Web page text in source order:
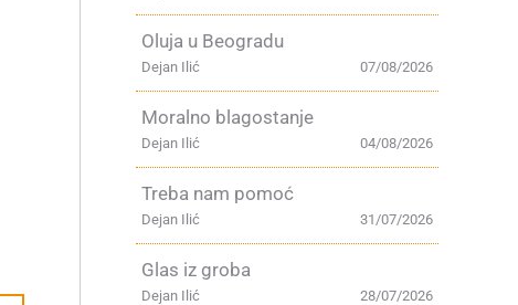
Oluja u Beogradu
07/08/2026
Dejan Ilić
Moralno blagostanje
04/08/2026
Dejan Ilić
Treba nam pomoć
31/07/2026
Dejan Ilić
Glas iz groba
28/07/2026
Dejan Ilić